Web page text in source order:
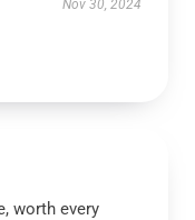
Nov 30, 2024
worth every